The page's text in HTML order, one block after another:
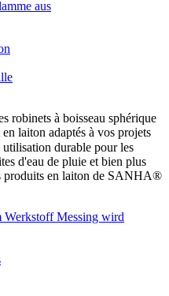
robinets à boisseau sphérique
laiton adaptés à vos projets
durable pour les
d'eau de pluie et bien plus
produits en laiton de SANHA®